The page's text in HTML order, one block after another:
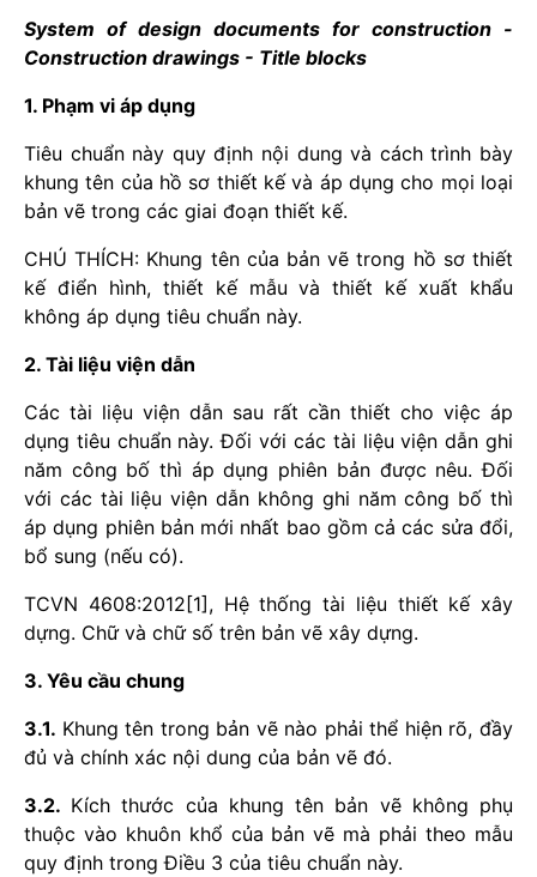
System of design documents for construction -
Construction drawings - Title blocks
1. Phạm vi áp dụng
Tiêu chuẩn này quy định nội dung và cách trình bày
khung tên của hồ sơ thiết kế và áp dụng cho mọi loại
bản vẽ trong các giai đoạn thiết kế.
CHÚ THÍCH: Khung tên của bản vẽ trong hồ sơ thiết
kế điển hình, thiết kế mẫu và thiết kế xuất khẩu
không áp dụng tiêu chuẩn này.
2. Tài liệu viện dẫn
Các tài liệu viện dẫn sau rất cần thiết cho việc áp
dụng tiêu chuẩn này. Đối với các tài liệu viện dẫn ghi
năm công bố thì áp dụng phiên bản được nêu. Đối
với các tài liệu viện dẫn không ghi năm công bố thì
áp dụng phiên bản mới nhất bao gồm cả các sửa đổi,
bổ sung (nếu có).
TCVN 4608:2012[1], Hệ thống tài liệu thiết kế xây
dựng. Chữ và chữ số trên bản vẽ xây dựng.
3. Yêu cầu chung
3.1. Khung tên trong bản vẽ nào phải thể hiện rõ, đầy
đủ và chính xác nội dung của bản vẽ đó.
3.2. Kích thước của khung tên bản vẽ không phụ
thuộc vào khuôn khổ của bản vẽ mà phải theo mẫu
quy định trong Điều 3 của tiêu chuẩn này.